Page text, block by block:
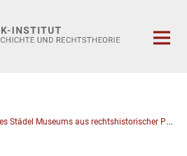
Städel Museums aus rechtshistorischer Perspektive